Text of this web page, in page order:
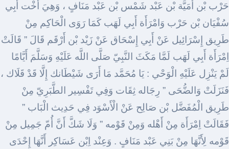
حَرْب بْن أُمَيَّة بْن عَبْد شَمْس بْن عَبْد مَنَافٍ ، وَهِيَ أُخْت أَبِي
سُفْيَان بْن حَرْب وَامْرَأَة أَبِي لَهَب كَمَا رَوَى الْحَاكِم مِنْ
طَرِيق إِسْرَائِيل عَنْ أَبِي إِسْحَاق عَنْ زَيْد بْن أَرْقَم قَالَ ” قَالَتْ
اِمْرَأَة أَبِي لَهَب لَمَّا مَكَثَ النَّبِيّ صَلَّى اللَّه عَلَيْهِ وَسَلَّمَ أَيَّامًا
لَمْ يَنْزِل عَلَيْهِ الْوَحْي : يَا مُحَمَّد مَا أَرَى شَيْطَانك إِلَّا قَدْ قَلَاك ،
فَنَزَلَتْ وَالضُّحَى ” رِجَاله ثِقَات وَفِي تَفْسِير الطَّبَرِيّ مِنْ
طَرِيق الْمُفَضَّل بْن صَالِح عَنْ الْأَسْوَد فِي حَدِيث الْبَاب ”
فَقَالَتْ اِمْرَأَة مِنْ أَهْله وَمِنْ قَوْمه ” وَلَا شَكَّ أَنَّ أُمّ جَمِيل مِنْ
قَوْمه لِأَنَّهَا مِنْ بَنِي عَبْد مَنَافٍ . وَعِنْد اِبْن عَسَاكِر أَنَّهَا إِحْدَى